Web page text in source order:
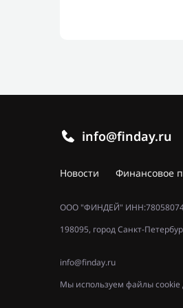
info@finday.ru
Новости Финансовое
ООО "ФИНДЕЙ"
198095, город Санкт-
info@finday.ru
Мы используем файлы cookie